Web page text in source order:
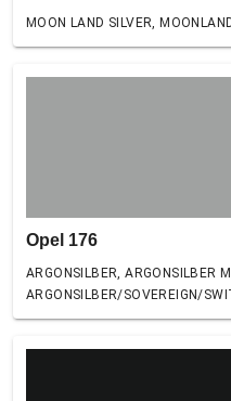
MOON LAND SILVER,
Opel 176
ARGONSILBER, ARGONSILBER
ARGONSILBER/SOVEREIGN/